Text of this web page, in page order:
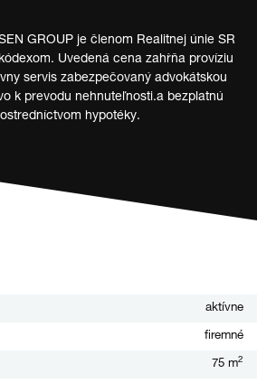
GROUP je členom Realitnej únie SR
Uvedená cena zahŕňa províziu
servis zabezpečovaný advokátskou
k prevodu nehnuteľnosti.a bezplatnú
hypotéky.
aktívne
firemné
75 m2